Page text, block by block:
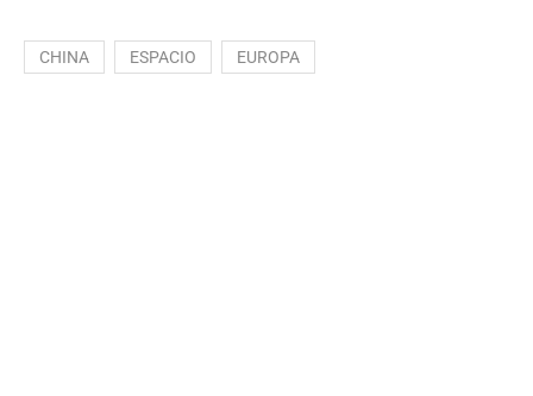
CHINA ESPACIO EUROPA